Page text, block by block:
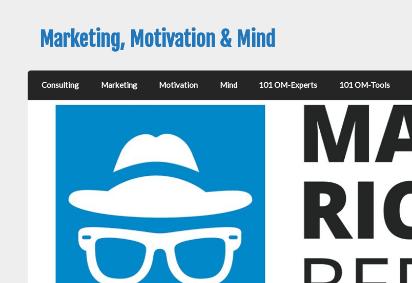
Marketing, Motivation & Mind
Consulting Marketing Motivation Mind 101 OM-Experts 101 OM-Tools